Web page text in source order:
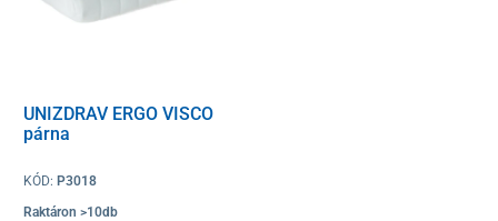
UNIZDRAV ERGO VISCO
párna
KÓD: P3018
Raktáron >10db